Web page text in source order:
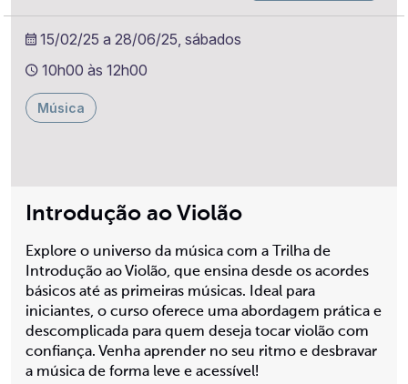
Introdução ao Violão
Explore o universo da música com a Trilha de
Introdução ao Violão, que ensina desde os acordes
básicos até as primeiras músicas. Ideal para
iniciantes, o curso oferece uma abordagem prática e
descomplicada para quem deseja tocar violão com
confiança. Venha aprender no seu ritmo e desbravar
a música de forma leve e acessível!
15/02/25 a 28/06/25, sábados
10h00 às 12h00
Música